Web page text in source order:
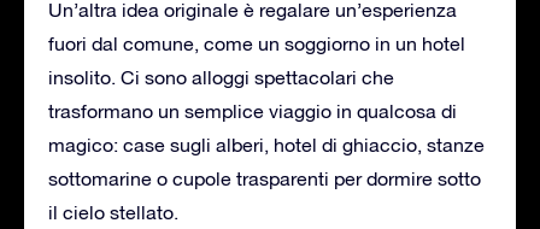
Un’altra idea originale è regalare un’esperienza
fuori dal comune, come un soggiorno in un hotel
insolito. Ci sono alloggi spettacolari che
trasformano un semplice viaggio in qualcosa di
magico: case sugli alberi, hotel di ghiaccio, stanze
sottomarine o cupole trasparenti per dormire sotto
il cielo stellato.